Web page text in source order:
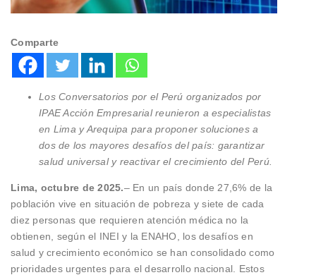
Comparte
Los Conversatorios por el Perú organizados por
IPAE Acción Empresarial reunieron a especialistas
en Lima y Arequipa para proponer soluciones a
dos de los mayores desafíos del país: garantizar
salud universal y reactivar el crecimiento del Perú.
Lima, octubre de 2025.– En un país donde 27,6% de la
población vive en situación de pobreza y siete de cada
diez personas que requieren atención médica no la
obtienen, según el INEI y la ENAHO, los desafíos en
salud y crecimiento económico se han consolidado como
prioridades urgentes para el desarrollo nacional. Estos